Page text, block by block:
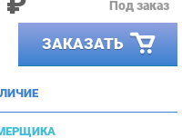
ЗАКАЗАТЬ
ЦЕНЫ